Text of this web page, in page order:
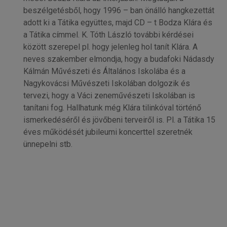
beszélgetésből, hogy 1996 – ban önálló hangkezettát
adott ki a Tátika együttes, majd CD – t Bodza Klára és
a Tátika címmel. K. Tóth László további kérdései
között szerepel pl. hogy jelenleg hol tanít Klára. A
neves szakember elmondja, hogy a budafoki Nádasdy
Kálmán Művészeti és Általános Iskolába és a
Nagykovácsi Művészeti Iskolában dolgozik és
tervezi, hogy a Váci zeneművészeti Iskolában is
tanítani fog. Hallhatunk még Klára tilinkóval történő
ismerkedéséről és jövőbeni terveiről is. Pl. a Tátika 15
éves működését jubileumi koncerttel szeretnék
ünnepelni stb.